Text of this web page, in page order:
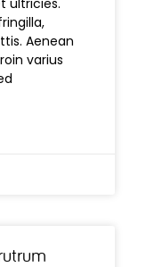
ultricies.
Aenean
varius